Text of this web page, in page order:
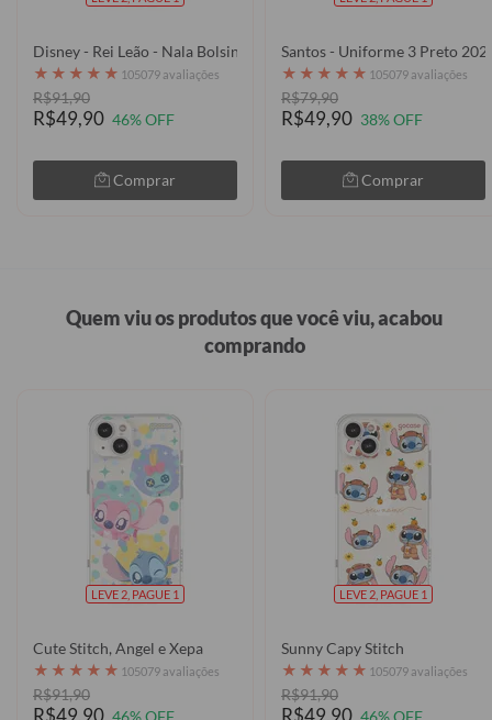
Disney - Rei Leão - Nala Bolsinho
★ ★ ★ ★ ★ 105079 avaliações
R$91,90
R$49,90 46% OFF
Comprar
Santos - Uniforme 3 Preto
★ ★ ★ ★ ★ 105079 avaliações
R$79,90
R$49,90 38% OFF
Comprar
Quem viu os produtos que você viu, acabou
comprando
LEVE 2, PAGUE 1
Cute Stitch, Angel e Xepa
★ ★ ★ ★ ★ 105079 avaliações
R$91,90
R$49,90
LEVE 2, PAGUE 1
Sunny Capy Stitch
★ ★ ★ ★ ★ 105079 avaliações
R$91,90
R$49,90